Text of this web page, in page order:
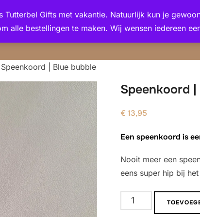
Gifts met vakantie. Natuurlijk kun je
alle bestellingen te maken. Wij wensen iedereen
| Blue bubble
Speenkoord
€ 13,95
Een speenkoord is
Nooit meer een
eens super hip bij
Speenkoord
|